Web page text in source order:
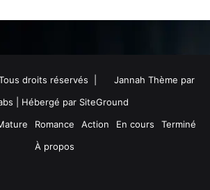
droits réservés |
Jannah Thème par
| Hébergé par SiteGround
Romance Action En cours
Terminé
À propos